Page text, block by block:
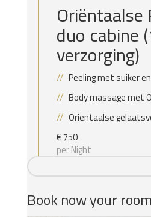
Oriëntaalse
duo cabine
verzorging)
Peeling met suiker
Body massage met
Orientaalse
€750
per Night
Book now your room